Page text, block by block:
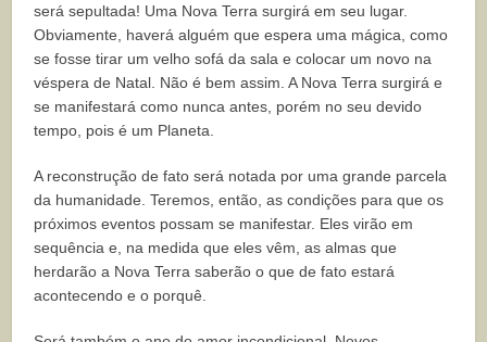
será sepultada! Uma Nova Terra surgirá em seu lugar.
Obviamente, haverá alguém que espera uma mágica, como
se fosse tirar um velho sofá da sala e colocar um novo na
véspera de Natal. Não é bem assim. A Nova Terra surgirá e
se manifestará como nunca antes, porém no seu devido
tempo, pois é um Planeta.
A reconstrução de fato será notada por uma grande parcela
da humanidade. Teremos, então, as condições para que os
próximos eventos possam se manifestar. Eles virão em
sequência e, na medida que eles vêm, as almas que
herdarão a Nova Terra saberão o que de fato estará
acontecendo e o porquê.